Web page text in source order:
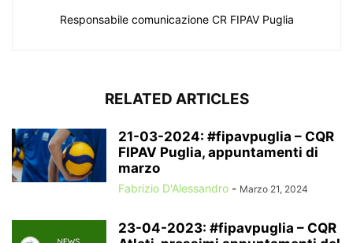
Responsabile comunicazione CR FIPAV Puglia
RELATED ARTICLES
21-03-2024: #fipavpuglia – CQR
FIPAV Puglia, appuntamenti di
marzo
Fabrizio D'Alessandro - Marzo 21, 2024
23-04-2023: #fipavpuglia – CQR